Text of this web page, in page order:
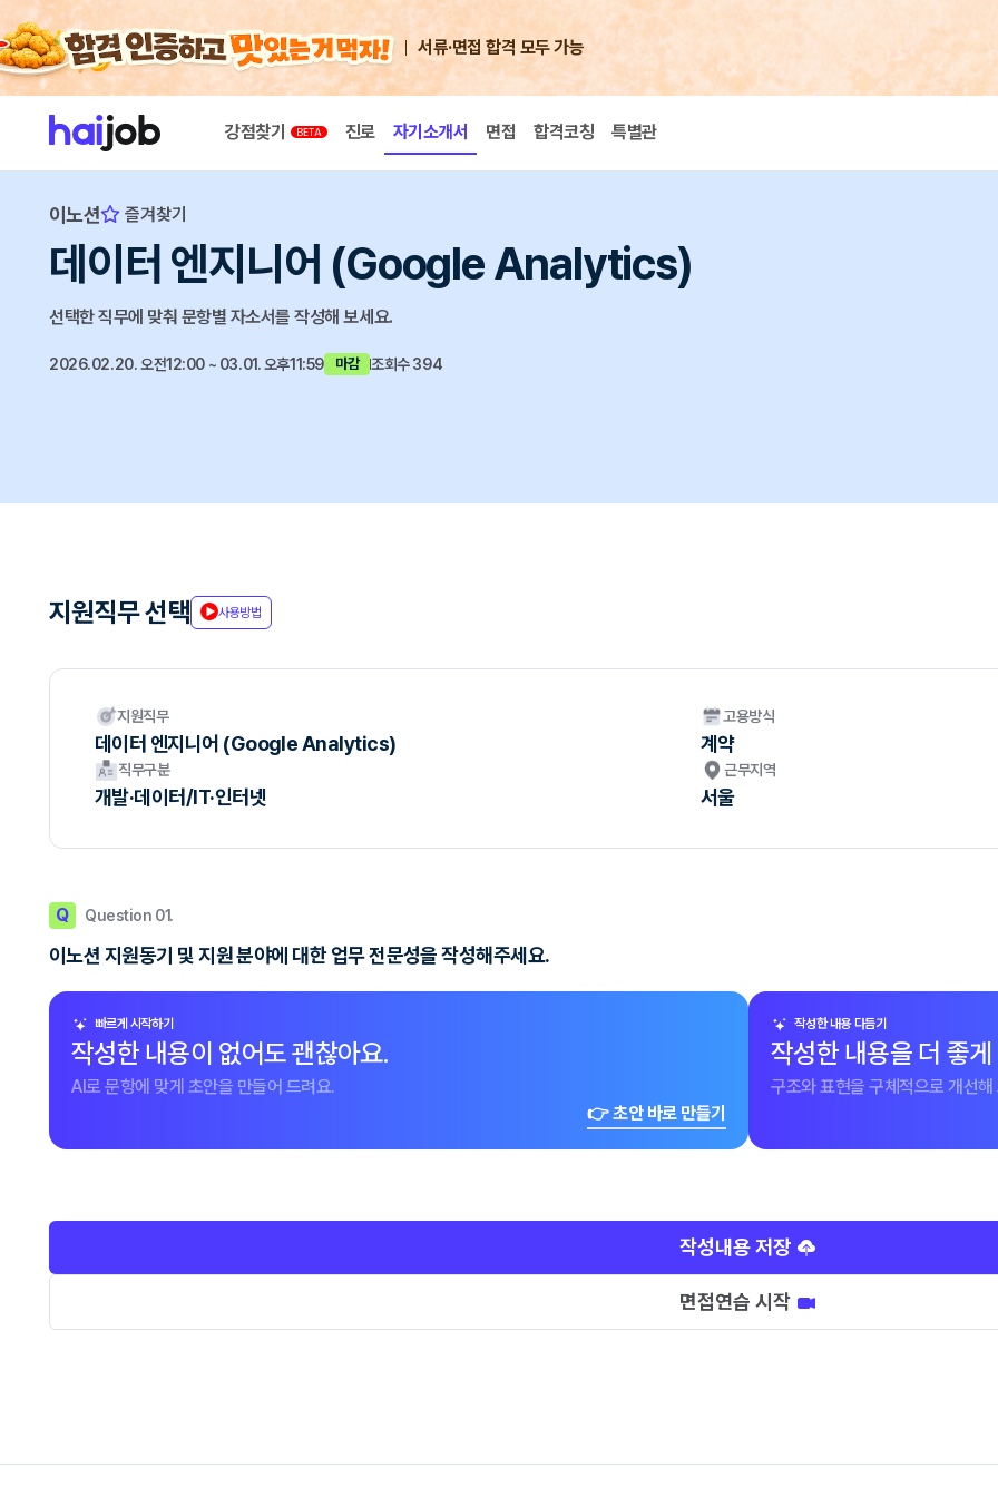
서류·면접 합격 모두 가능
강점찾기 진로 자기소개서 면접 합격코칭 특별관
이노션 즐겨찾기
데이터 엔지니어 (Google Analytics)
선택한 직무에 맞춰 문항별 자소서를 작성해 보세요.
2026.02.20. 오전12:00 ~ 03.01. 오후11:59 마감 조회수 394
지원직무 선택 사용방법
지원직무
데이터 엔지니어 (Google Analytics)
고용방식
계약
직무구분
개발·데이터/IT·인터넷
근무지역
서울
Q Question 01.
이노션 지원동기 및 지원 분야에 대한 업무 전문성을 작성해주세요.
빠르게 시작하기
작성한 내용이 없어도 괜찮아요.
AI로 문항에 맞게 초안을 만들어 드려요.
👉 초안 바로 만들기
작성한 내용 다듬기
작성한 내용을 더 좋
구조와 표현을 구체적으로 개선해
작성내용 저장
면접연습 시작